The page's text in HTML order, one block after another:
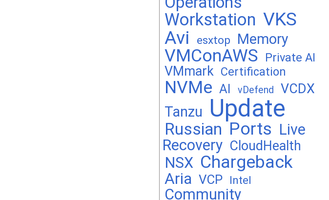
Workstation VKS
Avi
esxtop Memory
VMConAWS Private AI
VMmark Certification
NVMe AI vDefend VCDX
Tanzu Update
Russian Ports Live
Recovery CloudHealth
NSX Chargeback
Aria VCP Intel
Community